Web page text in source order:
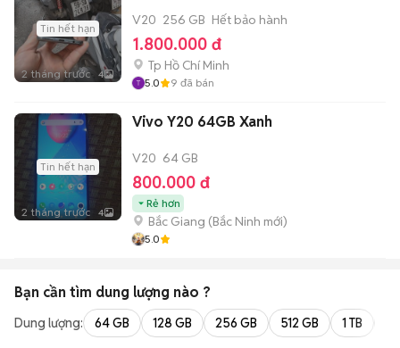
Tin hết hạn
2 tháng trước 4
V20 256 GB Hết bảo hành
1.800.000 đ
Tp Hồ Chí Minh
5.0 9 đã bán
Tin hết hạn
2 tháng trước 4
Vivo Y20 64GB Xanh
V20 64 GB
800.000 đ
Rẻ hơn
Bắc Giang (Bắc Ninh mới)
5.0
Bạn cần tìm dung lượng nào ?
Dung lượng: 64 GB 128 GB 256 GB 512 GB 1 TB